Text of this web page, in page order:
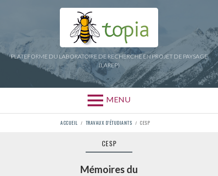
PLATEFORME DU LABORATOIRE DE RECHERCHE EN PROJET DE PAYSAGE
(LAREP)
MENU
ACCUEIL TRAVAUX D’ÉTUDIANTS CESP
CESP
Mémoires du